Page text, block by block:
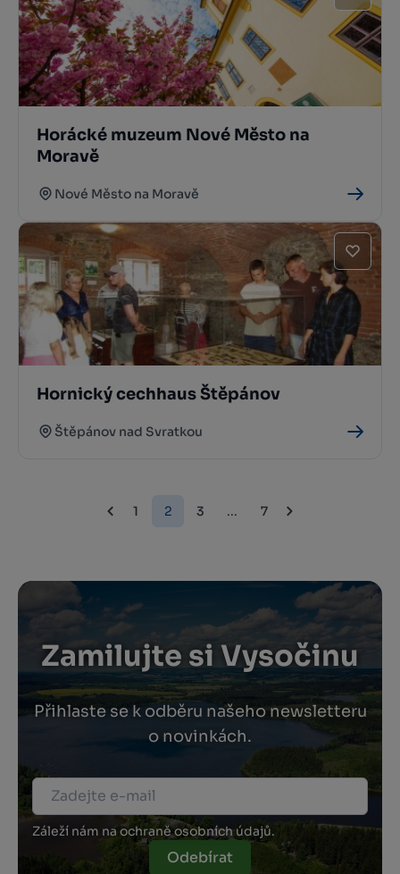
Horácké muzeum Nové Město na
Moravě
Nové Město na Moravě
Hornický cechhaus Štěpánov
Štěpánov nad Svratkou
1 2 3 ... 7
Zamilujte si Vysočinu
Přihlaste se k odběru našeho newsletteru
o novinkách.
Záleží nám na ochraně osobních údajů.
Odebírat